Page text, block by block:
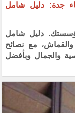
جدة: دليل شامل
دليل شامل
مع نصائح
والجمال وبأفضل